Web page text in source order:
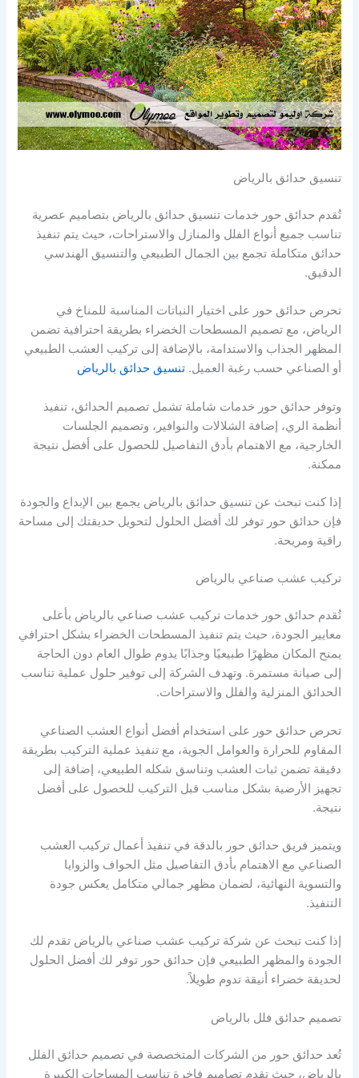
تنسيق حدائق بالرياض
تُقدم حدائق حور خدمات تنسيق حدائق بالرياض بتصاميم عصرية
تناسب جميع أنواع الفلل والمنازل والاستراحات، حيث يتم تنفيذ
حدائق متكاملة تجمع بين الجمال الطبيعي والتنسيق الهندسي
الدقيق.
تحرص حدائق حور على اختيار النباتات المناسبة للمناخ في
الرياض، مع تصميم المسطحات الخضراء بطريقة احترافية تضمن
المظهر الجذاب والاستدامة، بالإضافة إلى تركيب العشب الطبيعي
أو الصناعي حسب رغبة العميل.تنسيق حدائق بالرياض
وتوفر حدائق حور خدمات شاملة تشمل تصميم الحدائق، تنفيذ
أنظمة الري، إضافة الشلالات والنوافير، وتصميم الجلسات
الخارجية، مع الاهتمام بأدق التفاصيل للحصول على أفضل نتيجة
ممكنة.
إذا كنت تبحث عن تنسيق حدائق بالرياض يجمع بين الإبداع والجودة
فإن حدائق حور توفر لك أفضل الحلول لتحويل حديقتك إلى مساحة
راقية ومريحة.
تركيب عشب صناعي بالرياض
تُقدم حدائق حور خدمات تركيب عشب صناعي بالرياض بأعلى
معايير الجودة، حيث يتم تنفيذ المسطحات الخضراء بشكل احترافي
يمنح المكان مظهرًا طبيعيًا وجذابًا يدوم طوال العام دون الحاجة
إلى صيانة مستمرة. وتهدف الشركة إلى توفير حلول عملية تناسب
الحدائق المنزلية والفلل والاستراحات.
تحرص حدائق حور على استخدام أفضل أنواع العشب الصناعي
المقاوم للحرارة والعوامل الجوية، مع تنفيذ عملية التركيب بطريقة
دقيقة تضمن ثبات العشب وتناسق شكله الطبيعي، إضافة إلى
تجهيز الأرضية بشكل مناسب قبل التركيب للحصول على أفضل
نتيجة.
ويتميز فريق حدائق حور بالدقة في تنفيذ أعمال تركيب العشب
الصناعي مع الاهتمام بأدق التفاصيل مثل الحواف والزوايا
والتسوية النهائية، لضمان مظهر جمالي متكامل يعكس جودة
التنفيذ.
إذا كنت تبحث عن شركة تركيب عشب صناعي بالرياض تقدم لك
الجودة والمظهر الطبيعي فإن حدائق حور توفر لك أفضل الحلول
لحديقة خضراء أنيقة تدوم طويلاً.
تصميم حدائق فلل بالرياض
تُعد حدائق حور من الشركات المتخصصة في تصميم حدائق الفلل
بالرياض، حيث تقدم تصاميم فاخرة تناسب المساحات الكبيرة